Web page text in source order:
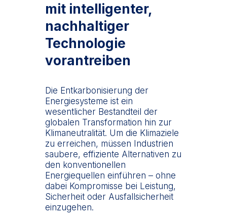
mit intelligenter,
nachhaltiger
Technologie
vorantreiben
Die Entkarbonisierung der
Energiesysteme ist ein
wesentlicher Bestandteil der
globalen Transformation hin zur
Klimaneutralität. Um die Klimaziele
zu erreichen, müssen Industrien
saubere, effiziente Alternativen zu
den konventionellen
Energiequellen einführen – ohne
dabei Kompromisse bei Leistung,
Sicherheit oder Ausfallsicherheit
einzugehen.